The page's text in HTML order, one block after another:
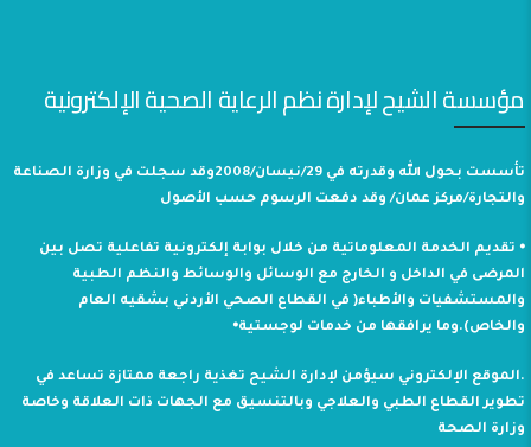
مؤسسة الشيح لإدارة نظم الرعاية الصحية الإلكترونية
تأسست بحول الله وقدرته في 29/نيسان/2008وقد سجلت في وزارة الصناعة
والتجارة/مركز عمان/ وقد دفعت الرسوم حسب الأصول
⦁ تقديم الخدمة المعلوماتية من خلال بوابة إلكترونية تفاعلية تصل بين
المرضى في الداخل و الخارج مع الوسائل والوسائط والنظم الطبية
والمستشفيات والأطباء( في القطاع الصحي الأردني بشقيه العام
والخاص).وما يرافقها من خدمات لوجستية⦁
.الموقع الإلكتروني سيؤمن لإدارة الشيح تغذية راجعة ممتازة تساعد في
تطوير القطاع الطبي والعلاجي وبالتنسيق مع الجهات ذات العلاقة وخاصة
وزارة الصحة